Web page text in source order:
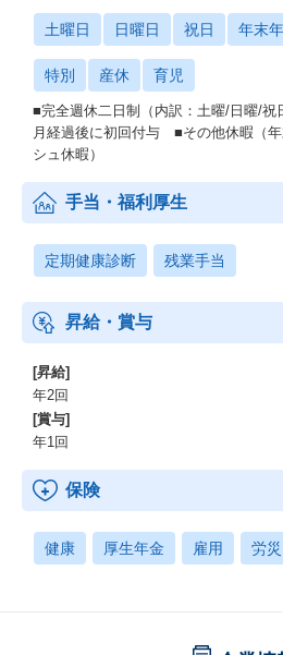
土曜日 日曜日 祝日 年末
特別 産休 育児
■完全週休二日制（内訳：土曜/日曜/
月経過後に初回付与 ■その他休暇（
シュ休暇）
手当・福利厚生
定期健康診断 残業手当
昇給・賞与
[昇給]
年2回
[賞与]
年1回
保険
健康 厚生年金 雇用 労災